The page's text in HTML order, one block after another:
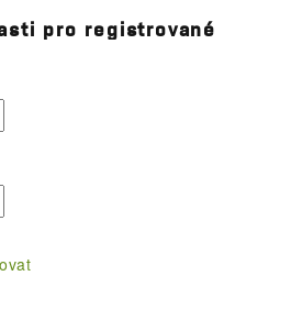
pro registrované